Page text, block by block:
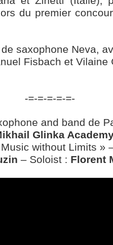
du premier
saxophone Neva,
Fisbach et Vilaine
-=-=-=-=-=-
and band de
Glinka
without Limits »
– Soloist : Florent